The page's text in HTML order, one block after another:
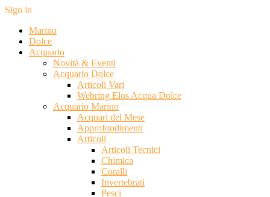
Sign in
Marino
Dolce
Acquario
Novità & Eventi
Acquario Dolce
Articoli Vari
Webring Elos Acqua Dolce
Acquario Marino
Acquari del Mese
Approfondimenti
Articoli
Articoli Tecnici
Chimica
Coralli
Invertebrati
Pesci